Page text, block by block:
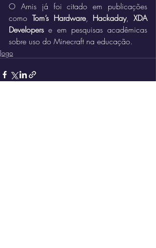
O Arnis já foi citado em publicações
como Tom’s Hardware, Hackaday, XDA
Developers e em pesquisas acadêmicas
sobre uso do Minecraft na educação.
Jogo